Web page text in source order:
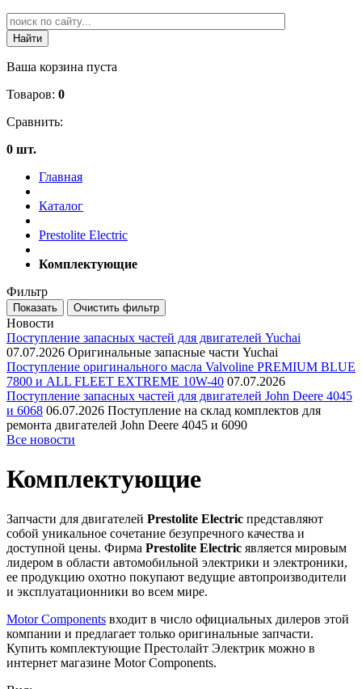
Ваша корзина пуста
Товаров: 0
Сравнить:
0 шт.
Главная
Каталог
Prestolite Electric
Комплектующие
Фильтр
Новости
Поступление запасных частей для двигателей Yuchai
07.07.2026 Оригинальные запасные части Yuchai
Поступление оригинального масла Valvoline PREMIUM BLUE
7800 и ALL FLEET EXTREME 10W-40 07.07.2026
Поступление запасных частей для двигателей John Deere 4045
и 6068 06.07.2026 Поступление на склад комплектов для
ремонта двигателей John Deere 4045 и 6090
Все новости
Комплектующие
Запчасти для двигателей Prestolite Electric представляют
собой уникальное сочетание безупречного качества и
доступной цены. Фирма Prestolite Electric является мировым
лидером в области автомобильной электрики и электроники,
ее продукцию охотно покупают ведущие автопроизводители
и эксплуатационники во всем мире.
Motor Components входит в число официальных дилеров этой
компании и предлагает только оригинальные запчасти.
Купить комплектующие Престолайт Электрик можно в
интернет магазине Motor Components.